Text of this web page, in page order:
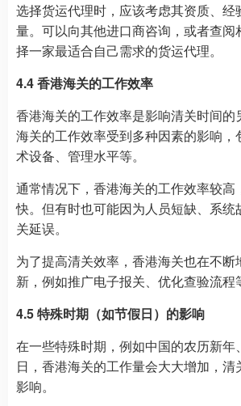
选择货运代理时，应该考虑其资质、经
量。可以向其他进口商咨询，或者查阅
择一家最适合自己需求的货运代理。
4.4 香港海关的工作效率
香港海关的工作效率是影响清关时间的
海关的工作效率受到多种因素的影响，
术设备、管理水平等。
通常情况下，香港海关的工作效率较高
快。但有时也可能因为人员短缺、系统
关延误。
为了提高清关效率，香港海关也在不断
新，例如推广电子报关、优化查验流程
4.5 特殊时期（如节假日）的影响
在一些特殊时期，例如中国的农历新年
日，香港海关的工作量会大大增加，清
影响。